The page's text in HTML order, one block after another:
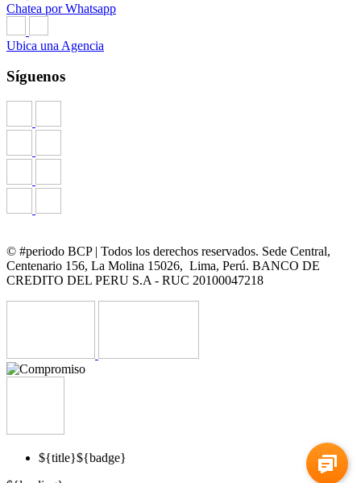
Chatea por Whatsapp
Ubica una Agencia
Síguenos
© #periodo BCP | Todos los derechos reservados. Sede Central,
Centenario 156, La Molina 15026, Lima, Perú. BANCO DE
CREDITO DEL PERU S.A - RUC 20100047218
${title}${badge}